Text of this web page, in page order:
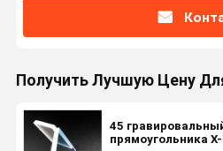
Получить Лучшую Цену
45
прямоугольника